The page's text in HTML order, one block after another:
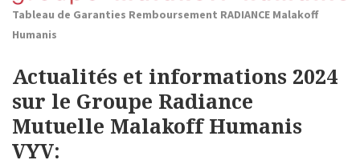
Tableau de Garanties Remboursement RADIANCE Malakoff
Humanis
Actualités et informations 2024
sur le Groupe Radiance
Mutuelle Malakoff Humanis
VYV: